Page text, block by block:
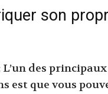
son
L’un des
est que vous